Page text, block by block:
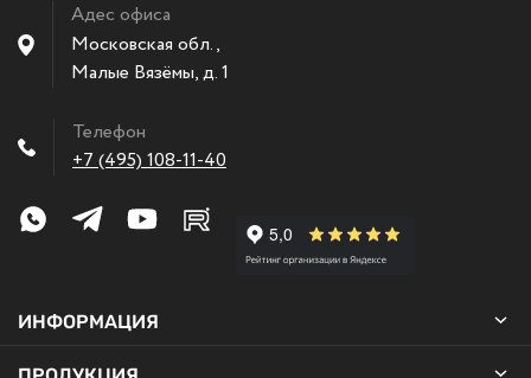
Адес офиса
Московская обл.,
Малые Вязёмы,д. 1
Телефон
+7 (495) 108-11-40
ИНФОРМАЦИЯ